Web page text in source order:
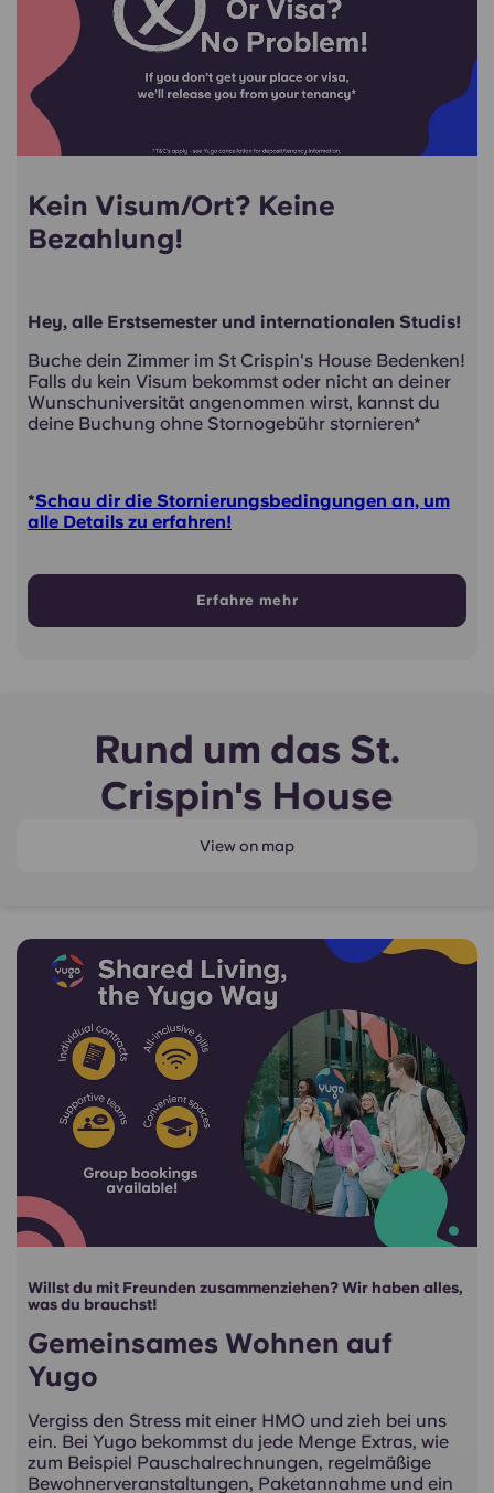
Kein Visum/Ort? Keine
Bezahlung!
Hey, alle Erstsemester und internationalen Studis!
Buche dein Zimmer im St Crispin's House Bedenken!
Falls du kein Visum bekommst oder nicht an deiner
Wunschuniversität angenommen wirst, kannst du
deine Buchung ohne Stornogebühr stornieren*
*Schau dir die Stornierungsbedingungen an, um
alle Details zu erfahren!
Erfahre mehr
Rund um das St.
Crispin's House
View on map
Willst du mit Freunden zusammenziehen? Wir haben alles,
was du brauchst!
Gemeinsames Wohnen auf
Yugo
Vergiss den Stress mit einer HMO und zieh bei uns
ein. Bei Yugo bekommst du jede Menge Extras, wie
zum Beispiel Pauschalrechnungen, regelmäßige
Bewohnerveranstaltungen, Paketannahme und ein